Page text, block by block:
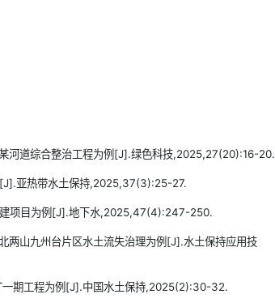
河道综合整治工程为例[J].绿色科技,2025,27(20):16-20.
亚热带水土保持,2025,37(3):25-27.
项目为例[J].地下水,2025,47(4):247-250.
山九州台片区水土流失治理为例[J].水土保持应用技
期工程为例[J].中国水土保持,2025(2):30-32.